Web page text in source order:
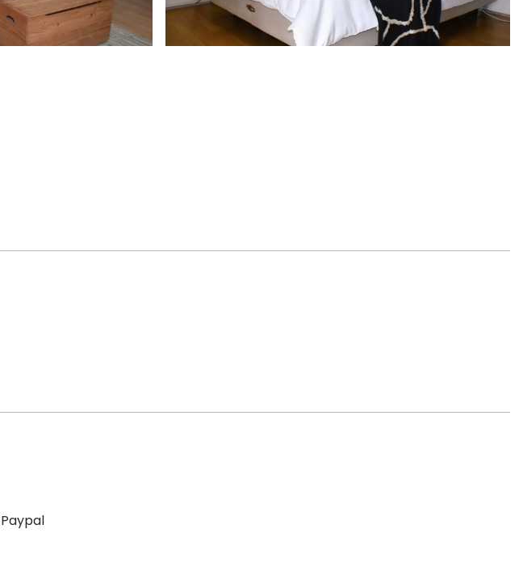
Paypal